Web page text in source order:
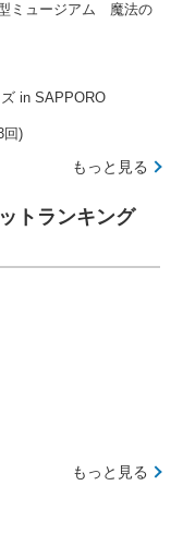
ミュージアム 魔法の
in SAPPORO
回)
もっと見る
トランキング
もっと見る